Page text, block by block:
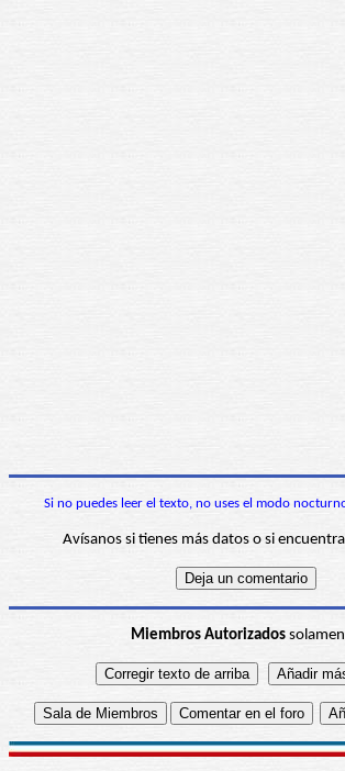
Si no puedes leer el texto, no uses el modo
Avísanos si tienes más datos o si
Miembros Autorizados